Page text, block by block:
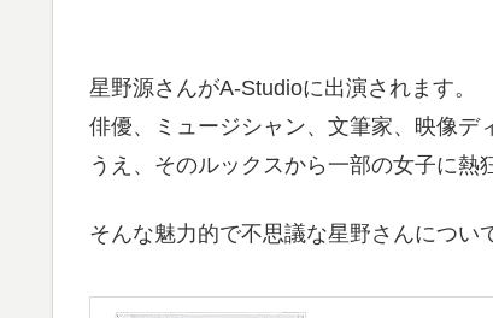
星野源さんがA-Studioに出演されます。
俳優、ミュージシャン、文筆家、映像デ
うえ、そのルックスから一部の女子に熱
そんな魅力的で不思議な星野さんについ